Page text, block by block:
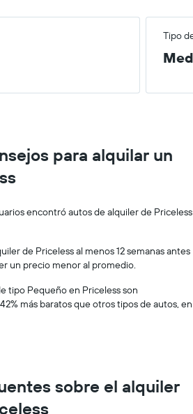
Tipo
para alquilar un
encontró autos de alquiler de Priceless
de Priceless al menos 12 semanas antes
un precio menor al promedio.
tipo Pequeño en Priceless son
más baratos que otros tipos de autos, en
sobre el alquiler